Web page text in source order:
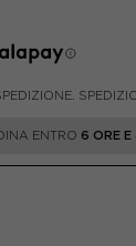
ENTRO 6 ORE E